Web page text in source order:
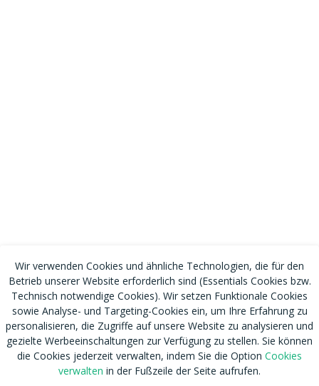
Wir verwenden Cookies und ähnliche Technologien, die für den
Betrieb unserer Website erforderlich sind (Essentials Cookies bzw.
Technisch notwendige Cookies). Wir setzen Funktionale Cookies
sowie Analyse- und Targeting-Cookies ein, um Ihre Erfahrung zu
personalisieren, die Zugriffe auf unsere Website zu analysieren und
gezielte Werbeeinschaltungen zur Verfügung zu stellen. Sie können
die Cookies jederzeit verwalten, indem Sie die Option Cookies
verwalten in der Fußzeile der Seite aufrufen.